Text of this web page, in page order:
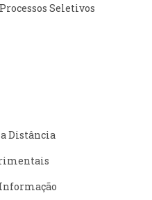
Seletivos
Distância